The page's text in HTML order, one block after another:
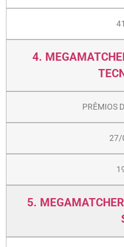
4.
PRÊMIOS
27/
5.